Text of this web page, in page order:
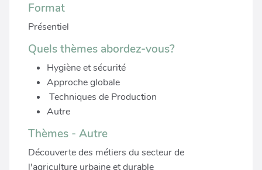
Format
Présentiel
Quels thèmes abordez-vous?
Hygiène et sécurité
Approche globale
Techniques de Production
Autre
Thèmes - Autre
Découverte des métiers du secteur de
l'agriculture urbaine et durable